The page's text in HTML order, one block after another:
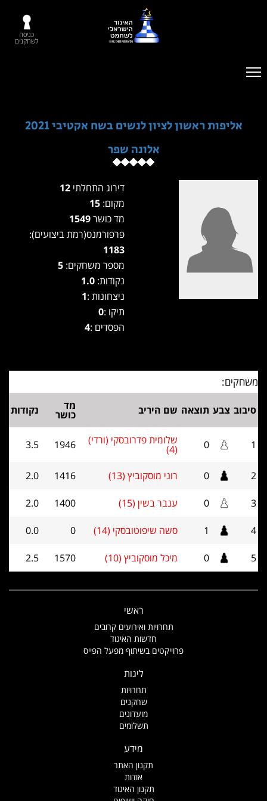
כניסה
לשחקנים
אליפות ראשון לציון לנשים בשח אקטיבי 2021
אלונה שפר
דירוג התחלתי
מקום:
מד כושר
פרפורמנס(רמת ביצועים):
1183
מספר משחקים:
נקודות: 1.0
ניצחונות :1
תיקו :0
הפסדים :4
משחקים:
סיבוב צבע תוצאה שם היריב מד
כושר נקודות
1
0 שלומית פדרובסקי (ורדי)
(4)
1946
3.5
2
0 רוני מוסקוביץ (13) 1416
2.0
3
0 ענבר בשין (15) 1400
2.0
4
1 סשה שיפוטובסקי (14) 0
0.0
5
0 מיכל מוסקוביץ (10) 1570
2.5
ראשי
תחרויות ואירועים קרובים
חדשות האיגוד
פרוייקטים בשיתוף מפעל הפייס
ליגות
תחרויות
שחקנים
מועדונים
תשלומים
מידע
תקנון האתר
אודות
תקנון האיגוד